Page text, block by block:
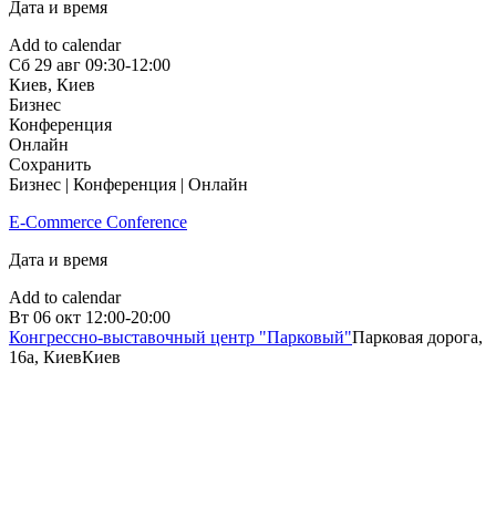
Дата и время
Add to calendar
Сб 29 авг 09:30-12:00
Киев, Киев
Бизнес
Конференция
Онлайн
Сохранить
Бизнес | Конференция | Онлайн
E-Commerce Conference
Дата и время
Add to calendar
Вт 06 окт 12:00-20:00
Конгрессно-выставочный центр "Парковый"Парковая дорога,
16a, КиевКиев